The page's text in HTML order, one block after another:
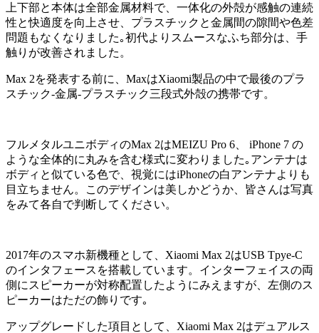
上下部と本体は全部金属材料で、一体化の外殻が感触の連続
性と快適度を向上させ、プラスチックと金属間の隙間や色差
問題もなくなりました｡初代よりスムースなふち部分は、手
触りが改善されました。
Max 2を発表する前に、MaxはXiaomi製品の中で最後のプラ
スチック-金属-プラスチック三段式外殻の携帯です。
フルメタルユニボディのMax 2はMEIZU Pro 6、 iPhone 7 の
ような全体的に丸みを含む様式に変わりました｡アンテナは
ボディと似ている色で、視覚にはiPhoneの白アンテナよりも
目立ちません。このデザインは美しかどうか、皆さんは写真
をみて各自で判断してください。
2017年のスマホ新機種として、Xiaomi Max 2はUSB Tpye-C
のインタフェースを搭載しています。インターフェイスの両
側にスピーカーが対称配置したようにみえますが、左側のス
ピーカーはただの飾りです｡
アップグレードした項目として、Xiaomi Max 2はデュアルス